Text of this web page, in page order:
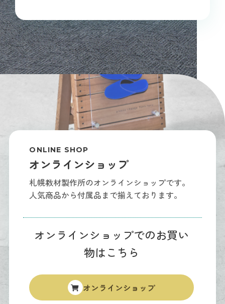
ONLINE SHOP
オンラインショップ
札幌教材製作所のオンラインショップです。
人気商品から付属品まで揃えております。
オンラインショップでのお買い
物はこちら
オンラインショップ